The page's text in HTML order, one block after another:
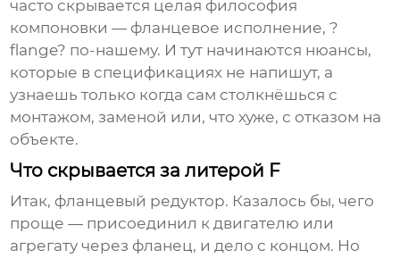
часто скрывается целая философия
компоновки — фланцевое исполнение, ?
flange? по-нашему. И тут начинаются нюансы,
которые в спецификациях не напишут, а
узнаешь только когда сам столкнёшься с
монтажом, заменой или, что хуже, с отказом на
объекте.
Что скрывается за литерой F
Итак, фланцевый редуктор. Казалось бы, чего
проще — присоединил к двигателю или
агрегату через фланец, и дело с концом. Но